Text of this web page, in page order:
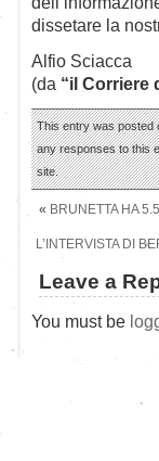
dissetare la
Alfio Sciacca
(da “il Corriere
This entry was posted
any responses to this
site.
« BRUNETTA HA
L’INTERVISTA DI
Leave a
You must be